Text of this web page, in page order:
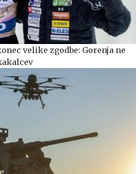
velike zgodbe: Gorenja ne